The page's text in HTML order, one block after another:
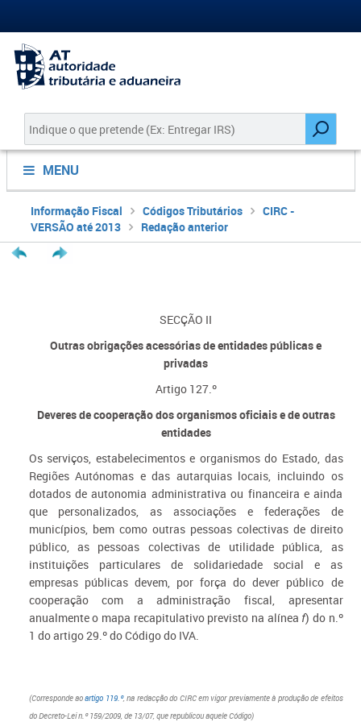
MENU
Informação Fiscal Códigos Tributários
CIRC -
VERSÃO até 2013
Redação anterior
SECÇÃO II
Outras obrigações acessórias de entidades públicas e
privadas
Artigo 127.º
Deveres de cooperação dos organismos oficiais e de outras
entidades
Os serviços, estabelecimentos e organismos do Estado, das
Regiões Autónomas e das autarquias locais, incluindo os
dotados de autonomia administrativa ou financeira e ainda
que personalizados, as associações e federações de
municípios, bem como outras pessoas colectivas de direito
público, as pessoas colectivas de utilidade pública, as
instituições particulares de solidariedade social e as
empresas públicas devem, por força do dever público de
cooperação com a administração fiscal, apresentar
anualmente o mapa recapitulativo previsto na alínea f) do n.º
1 do artigo 29.º do Código do IVA.
(Corresponde aoartigo 119.º, na redacção do CIRC em vigor previamente à produção de efeitos
do Decreto-Lei n.º 159/2009, de 13/07, que republicou aquele Código)